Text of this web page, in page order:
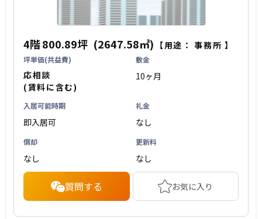
4階800.89坪 (2647.58㎡) 【用途：事務所 】
坪単価(共益費)
応相談
(賃料に含む)
敷金
10ヶ月
入居可能時期
即入居可
礼金
なし
償却
なし
更新料
なし
質問する お気に入り